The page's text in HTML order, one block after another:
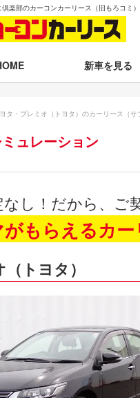
倶楽部のカーコンカーリース（旧もろコミ
新車を見る
月々50,001円以
新車一覧から選
即納車（最短14
電気自動車（EV）
福祉車両
ミニカー
タ・プレミオ（トヨタ）のカーリース（サ
ュレーション
なし！だから、ご
もらえるカー
トヨタ）